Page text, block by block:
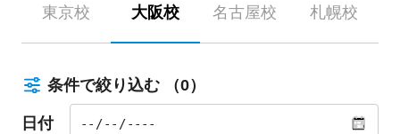
東京校 大阪校 名古屋校 札幌校
条件で絞り込む （0）
日付